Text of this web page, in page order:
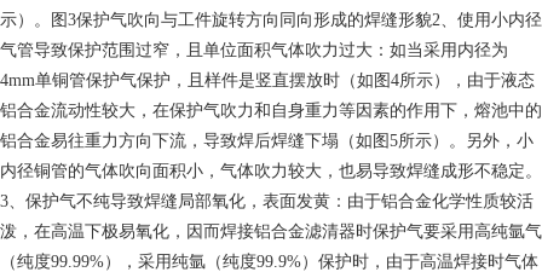
示）。图3保护气吹向与工件旋转方向同向形成的焊缝形貌2、使用小内径
气管导致保护范围过窄，且单位面积气体吹力过大：如当采用内径为
4mm单铜管保护气保护，且样件是竖直摆放时（如图4所示），由于液态
铝合金流动性较大，在保护气吹力和自身重力等因素的作用下，熔池中的
铝合金易往重力方向下流，导致焊后焊缝下塌（如图5所示）。另外，小
内径铜管的气体吹向面积小，气体吹力较大，也易导致焊缝成形不稳定。
3、保护气不纯导致焊缝局部氧化，表面发黄：由于铝合金化学性质较活
泼，在高温下极易氧化，因而焊接铝合金滤清器时保护气要采用高纯氩气
（纯度99.99%），采用纯氩（纯度99.9%）保护时，由于高温焊接时气体